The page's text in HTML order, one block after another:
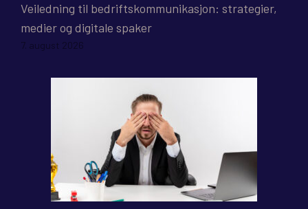
Veiledning til bedriftskommunikasjon: strategier,
medier og digitale spaker
7. august 2026